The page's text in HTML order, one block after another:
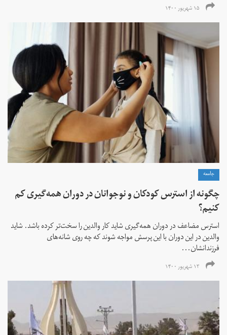
۱۵ شهریور ۱۴۰۰
جامعه
چگونه از استرس کودکان و نوجوانان در دوران همه‌گیری کم
کنیم؟
استرس مضاعف در دوران همه‌گیری شاید کار والدین را سخت‌تر کرده باشد. شاید
والدین در این دوران با این پرسش مواجه شوند که چه روی شانه‌های
فرزندانشان...
۱۳ شهریور ۱۴۰۰